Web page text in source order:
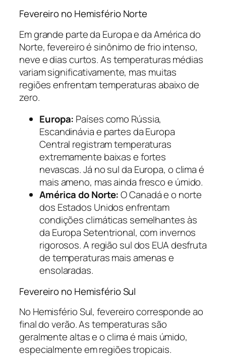
Fevereiro no Hemisfério Norte
Em grande parte da Europa e da América do
Norte, fevereiro é sinônimo de frio intenso,
neve e dias curtos. As temperaturas médias
variam significativamente, mas muitas
regiões enfrentam temperaturas abaixo de
zero.
Europa: Países como Rússia,
Escandinávia e partes da Europa
Central registram temperaturas
extremamente baixas e fortes
nevascas. Já no sul da Europa, o clima é
mais ameno, mas ainda fresco e úmido.
América do Norte:O Canadá e o norte
dos Estados Unidos enfrentam
condições climáticas semelhantes às
da Europa Setentrional, com invernos
rigorosos. A região sul dos EUA desfruta
de temperaturas mais amenas e
ensolaradas.
Fevereiro no Hemisfério Sul
No Hemisfério Sul, fevereiro corresponde ao
final do verão. As temperaturas são
geralmente altas e o clima é mais úmido,
especialmente em regiões tropicais.